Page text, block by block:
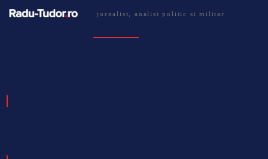
jurnalist, analist politic si militar